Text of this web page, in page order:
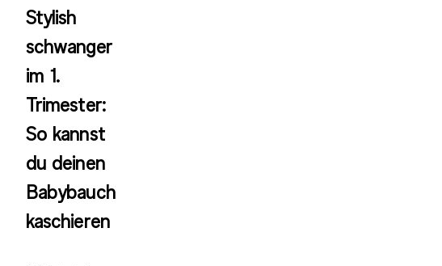
Stylish
schwanger
im 1.
Trimester:
So kannst
du deinen
Babybauch
kaschieren